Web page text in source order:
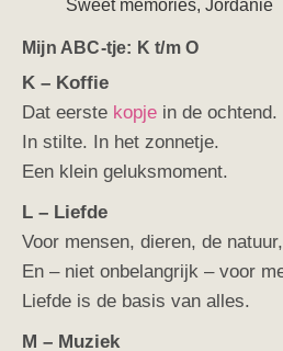
Sweet memories, Jordanië
Mijn ABC-tje: K t/m O
K – Koffie
Dat eerste kopje in de ochtend.
In stilte. In het zonnetje.
Een klein geluksmoment.
L – Liefde
Voor mensen, dieren, de
En – niet onbelangrijk – voor
Liefde is de basis van alles.
M – Muziek